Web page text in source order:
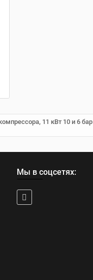
11 кВт 10 и 6 бар
Мы в соцсетях: